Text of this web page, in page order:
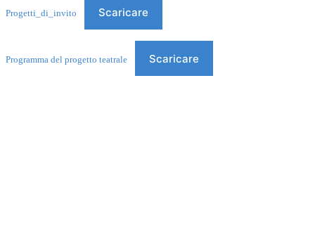
Progetti_di_invito Scaricare
Programma del progetto teatrale Scaricare